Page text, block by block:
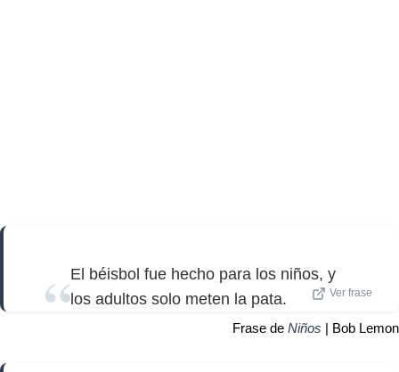
El béisbol fue hecho para los niños, y
los adultos solo meten la pata.
Ver frase
Frase de Niños | Bob Lemon